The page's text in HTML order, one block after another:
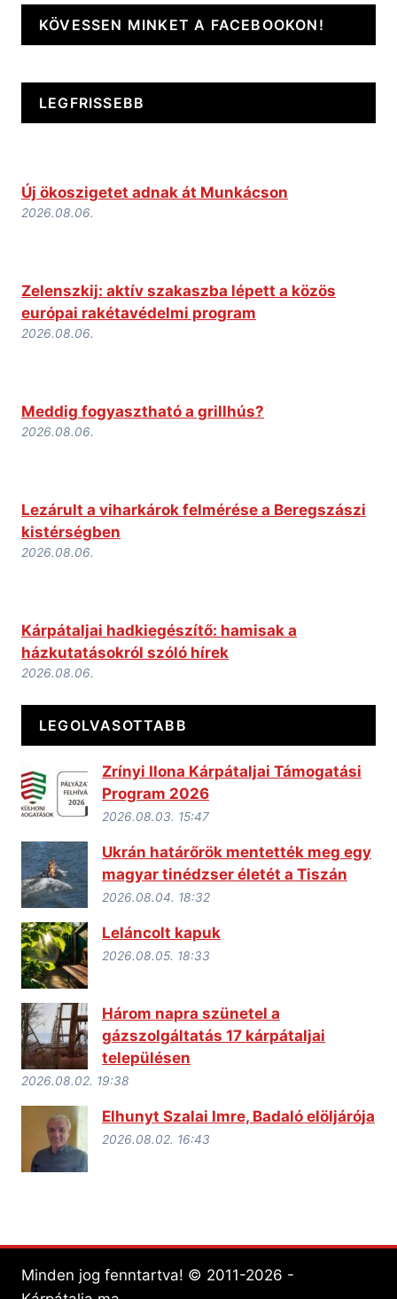
KÖVESSEN MINKET A FACEBOOKON!
LEGFRISSEBB
Új ökoszigetet adnak át Munkácson
2026.08.06.
Zelenszkij: aktív szakaszba lépett a közös
európai rakétavédelmi program
2026.08.06.
Meddig fogyasztható a grillhús?
2026.08.06.
Lezárult a viharkárok felmérése a Beregszászi
kistérségben
2026.08.06.
Kárpátaljai hadkiegészítő: hamisak a
házkutatásokról szóló hírek
2026.08.06.
LEGOLVASOTTABB
Zrínyi Ilona Kárpátaljai Támogatási
Program 2026
2026.08.03. 15:47
Ukrán határőrök mentették meg egy
magyar tinédzser életét a Tiszán
2026.08.04. 18:32
Leláncolt kapuk
2026.08.05. 18:33
Három napra szünetel a
gázszolgáltatás 17 kárpátaljai
településen
2026.08.02. 19:38
Elhunyt Szalai Imre, Badaló elöljárója
2026.08.02. 16:43
Minden jog fenntartva! © 2011-2026 -